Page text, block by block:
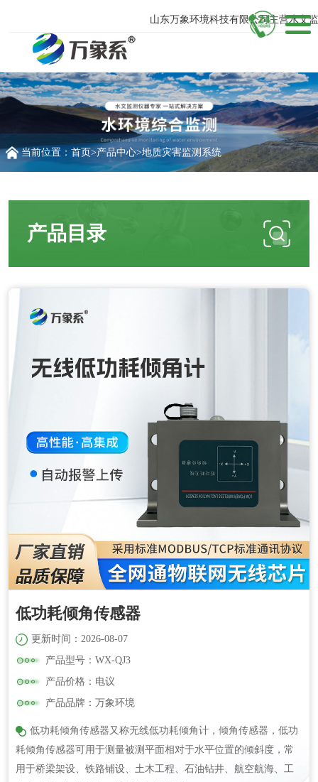
山东万象环境科技有限公司主营水文
当前位置： 首页>产品中心>地质灾害监测系统
产品目录
低功耗倾角传感器
更新时间：2026-08-07
产品型号：WX-QJ3
产品价格：电议
产品品牌：万象环境
低功耗倾角传感器又称无线低功耗倾角计，倾角传感器，低功
耗倾角传感器可用于测量被测平面相对于水平位置的倾斜度，常
用于桥梁架设、铁路铺设、土木工程、石油钻井、航空航海、工